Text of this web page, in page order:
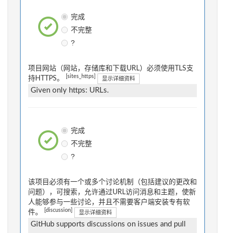
完成
不完整
?
项目网站（网站，存储库和下载URL）必须使用TLS支
持HTTPS。
[sites_https] 显示详细资料
Given only https: URLs.
完成
不完整
?
该项目必须有一个或多个讨论机制（包括建议的更改和
问题），可搜索，允许通过URL访问消息和主题，使新
人能够参与一些讨论，并且不需要客户端安装专有软
件。
[discussion] 显示详细资料
GitHub supports discussions on issues and pull